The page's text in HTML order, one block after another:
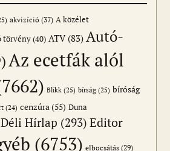
akvizíció (37) A közélet
törvény(40) ATV(83) Autó-
Az ecetfák alól
Blikk (25) bírság (25) bíróság
(24) cenzúra (55) Duna
Déli Hírlap (293) Editor
(6753) elbocsátás (29)